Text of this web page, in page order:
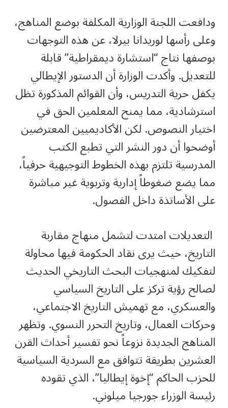
ودافعت اللجنة الوزارية المكلفة بوضع المناهج،
وعلى رأسها لوريدانا بيرلا، عن هذه التوجهات
بوصفها نتاج “استشارة ديمقراطية” قابلة
للتعديل. وأكدت الوزارة أن الدستور الإيطالي
يكفل حرية التدريس، وأن القوائم المذكورة تظل
استرشادية، مما يمنح المعلمين الحق في
اختيار النصوص. لكن الأكاديميين المعترضين
أوضحوا أن دور النشر التي تطبع الكتب
المدرسية تلتزم بهذه الخطوط التوجيهية حرفياً،
مما يضع ضغوطاً إدارية وتربوية غير مباشرة
على الأساتذة داخل الفصول.
التعديلات امتدت لتشمل منهاج مقاربة
التاريخ، حيث يرى نقاد الحكومة فيها محاولة
لتفكيك لمنهجيات البحث التاريخي الحديث
لصالح رؤية تركز على التاريخ السياسي
والعسكري، مع تهميش التاريخ الاجتماعي،
وحركات العمال، وتاريخ التحرر النسوي. وتظهر
المناهج الجديدة نزوعاً نحو تفسير أحداث القرن
العشرين بطريقة تتوافق مع السردية السياسية
للحزب الحاكم “إخوة إيطاليا”، الذي تقوده
رئيسة الوزراء جورجيا ميلوني.